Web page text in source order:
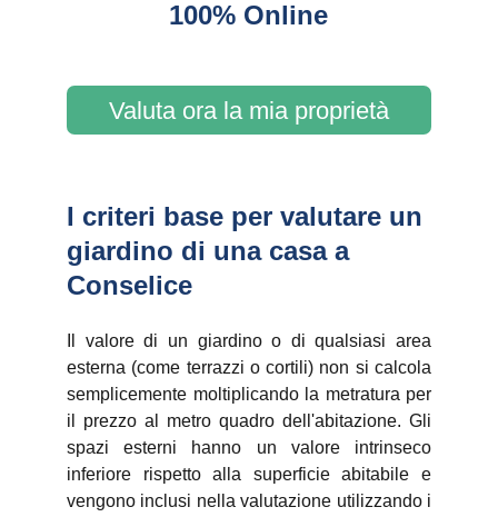
100% Online
Valuta ora la mia proprietà
I criteri base per valutare un
giardino di una casa a
Conselice
Il valore di un giardino o di qualsiasi area
esterna (come terrazzi o cortili) non si calcola
semplicemente moltiplicando la metratura per
il prezzo al metro quadro dell'abitazione. Gli
spazi esterni hanno un valore intrinseco
inferiore rispetto alla superficie abitabile e
vengono inclusi nella valutazione utilizzando i